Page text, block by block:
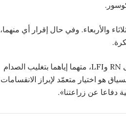
والأربعاء. وفي حال إقرار أي منهما،
وفي منشور على منصة «إكس» صباح الجمعة، وجّه لوكورنو انتقادات حادة إلى RN وLFI، متهما إياهما بتغليب الصدام
هو اختيار متعمّد لإبراز الانقسامات
دفاعا عن زراعتنا».